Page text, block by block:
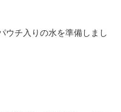
ウチ入りの水を準備しまし